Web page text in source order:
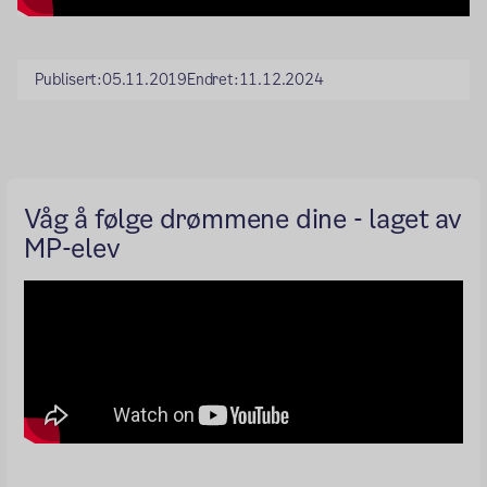
Publisert:05.11.2019Endret:11.12.2024
Våg å følge drømmene dine - laget av
MP-elev